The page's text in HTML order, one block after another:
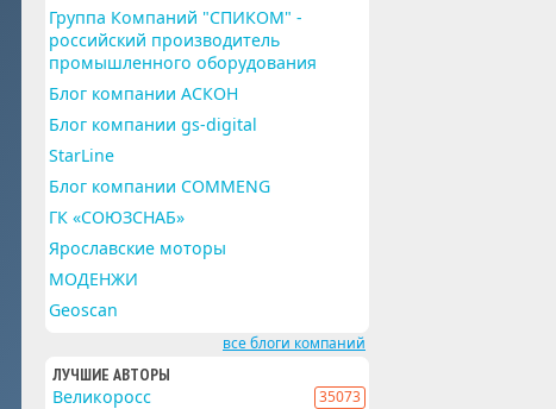
Группа Компаний "СПИКОМ" -
российский производитель
промышленного оборудования
Блог компании АСКОН
Блог компании gs-digital
StarLine
Блог компании COMMENG
ГК «СОЮЗСНАБ»
Ярославские моторы
МОДЕНЖИ
Geoscan
все блоги компаний
ЛУЧШИЕ АВТОРЫ
Великоросс 35073